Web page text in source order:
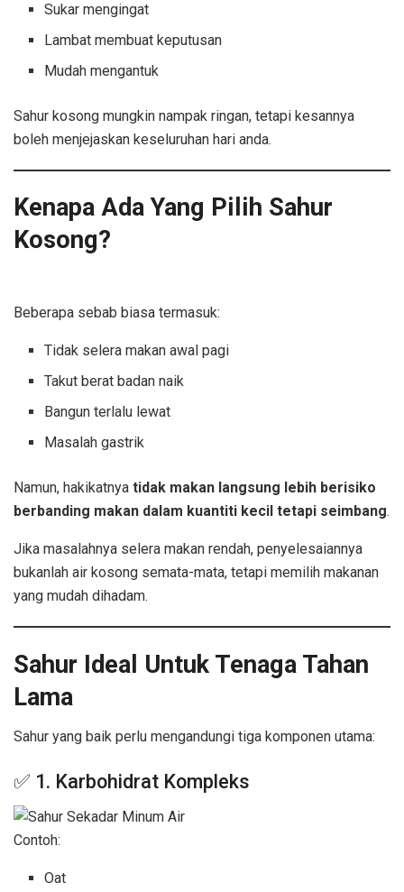
Sukar mengingat
Lambat membuat keputusan
Mudah mengantuk
Sahur kosong mungkin nampak ringan, tetapi kesannya
boleh menjejaskan keseluruhan hari anda.
Kenapa Ada Yang Pilih Sahur
Kosong?
Beberapa sebab biasa termasuk:
Tidak selera makan awal pagi
Takut berat badan naik
Bangun terlalu lewat
Masalah gastrik
Namun, hakikatnya tidak makan langsung lebih berisiko
berbanding makan dalam kuantiti kecil tetapi seimbang.
Jika masalahnya selera makan rendah, penyelesaiannya
bukanlah air kosong semata-mata, tetapi memilih makanan
yang mudah dihadam.
Sahur Ideal Untuk Tenaga Tahan
Lama
Sahur yang baik perlu mengandungi tiga komponen utama:
✅ 1. Karbohidrat Kompleks
Contoh:
Oat